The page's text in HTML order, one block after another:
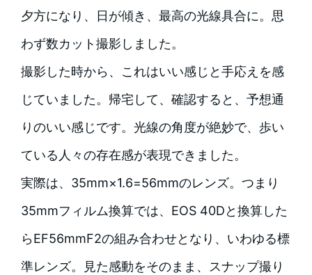
夕方になり、日が傾き、最高の光線具合に。思
わず数カット撮影しました。
撮影した時から、これはいい感じと手応えを感
じていました。帰宅して、確認すると、予想通
りのいい感じです。光線の角度が絶妙で、歩い
ている人々の存在感が表現できました。
実際は、35mm×1.6=56mmのレンズ。つまり
35mmフィルム換算では、EOS 40Dと換算した
らEF56mmF2の組み合わせとなり、いわゆる標
準レンズ。見た感動をそのまま、スナップ撮り